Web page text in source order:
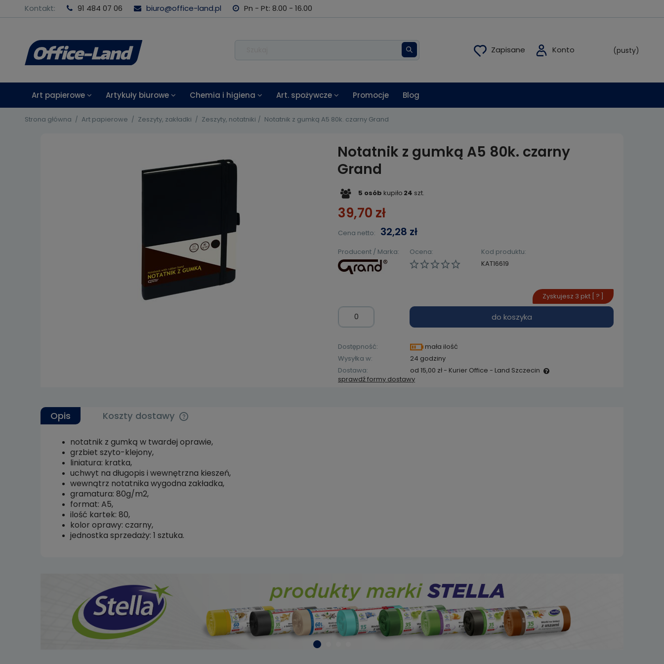
Kontakt: 91 484 07 06 biuro@office-land.pl Pn - Pt: 8.00 - 16.00
(pusty)
Art papierowe Artykuły biurowe Chemia i higiena Art. spożywcze Promocje Blog
Strona główna Art papierowe Zeszyty, zakładki Zeszyty, notatniki Notatnik z gumką A5 80k. czarny Grand
Notatnik z gumką A5 80k. czarny
Grand
5 osób kupiło 24 szt.
39,70 zł
Cena netto: 32,28 zł
Ocena:
Producent / Marka:
Kod produktu:
KAT16619
do koszyka
Zyskujesz 3 pkt [ ? ]
Dostępność:
mała ilość
Wysyłka w:
24 godziny
Dostawa:
od 15,00 zł- Kurier Office - Land Szczecin
sprawdź formy dostawy
Opis Koszty dostawy
Cena nie zawiera ewentualnych
notatnik z gumką w twardej oprawie,
grzbiet szyto-klejony,
liniatura: kratka,
uchwyt na długopis i wewnętrzna kieszeń,
wewnątrz notatnika wygodna zakładka,
gramatura: 80g/m2,
format: A5,
ilość kartek: 80,
kolor oprawy: czarny,
jednostka sprzedaży: 1 sztuka.